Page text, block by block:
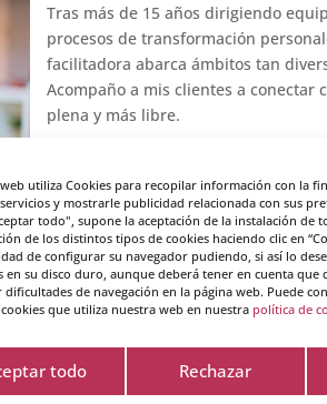
web utiliza Cookies para recopilar información con la
y mostrarle publicidad relacionada con sus
todo", supone la aceptación de la instalación de
de los distintos tipos de cookies haciendo clic en
de configurar su navegador pudiendo, si así lo
en su disco duro, aunque deberá tener en cuenta que
dificultades de navegación en la página web. Puede
que utiliza nuestra web en nuestra política de
todo Rechazar
Tras más de 15 años dirigiendo
procesos de transformación
facilitadora abarca ámbitos tan
Acompaño a mis clientes a conectar
plena y más libre.
Certificada como Coach MCC por
fundadora y coach certificadora en
Experta en coaching sistémico
mindfulness para el estrés y para la
técnicas de alto impacto y
y cuándo